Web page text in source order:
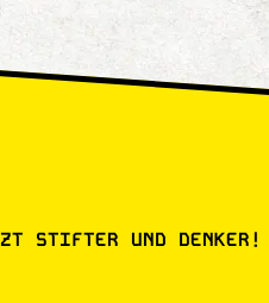
Piefke
STIFTER UND DENKER!